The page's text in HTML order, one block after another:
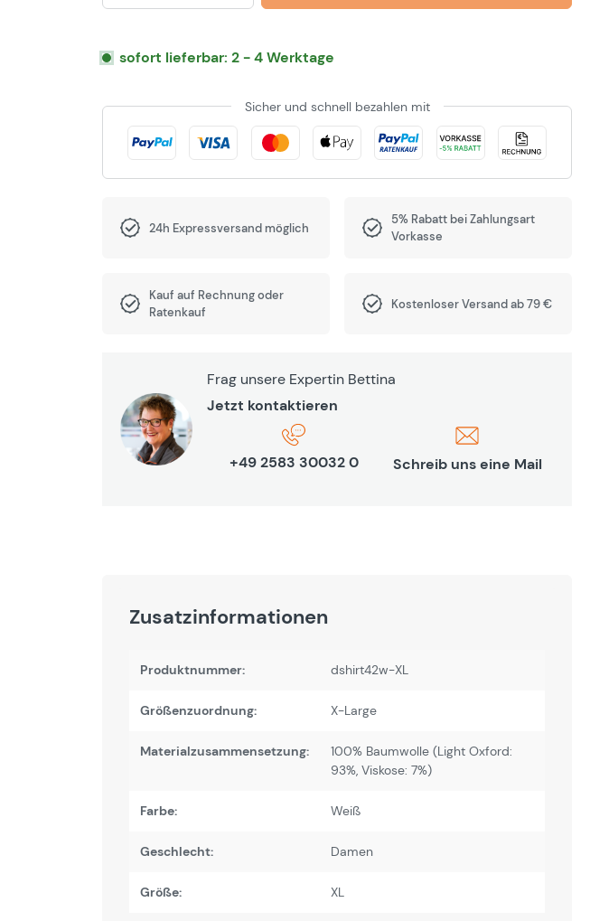
sofort lieferbar: 2 - 4 Werktage
Sicher und schnell bezahlen mit
24h Expressversand möglich
5% Rabatt bei Zahlungsart
Vorkasse
Kauf auf Rechnung oder
Ratenkauf
Kostenloser Versand ab 79 €
Frag unsere Expertin Bettina
Jetzt kontaktieren
+49 2583 30032 0 Schreib uns eine Mail
Zusatzinformationen
Produktnummer: dshirt42w-XL
Größenzuordnung: X-Large
Materialzusammensetzung:
100% Baumwolle (Light Oxford:
93%, Viskose: 7%)
Farbe: Weiß
Geschlecht: Damen
Größe: XL